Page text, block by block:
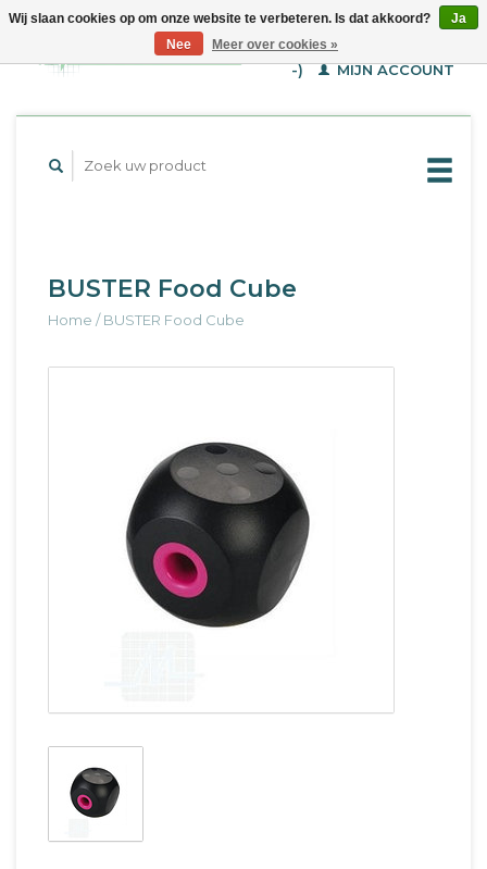
WINKELWAGEN (€--,-
-)
MIJN ACCOUNT
BUSTER Food Cube
Home /BUSTER Food Cube
Wij slaan cookies op om onze website te verbeteren. Is dat akkoord?
Ja
Nee
Meer over cookies »